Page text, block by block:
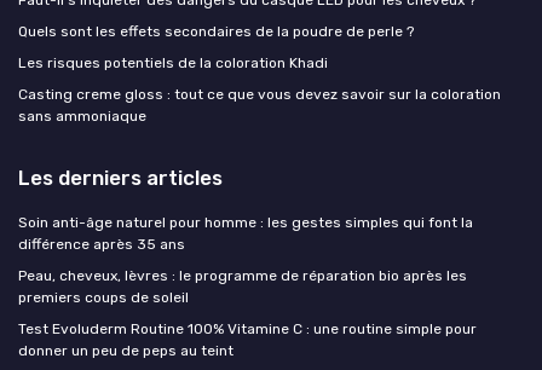
Quels sont les effets secondaires de la poudre de perle ?
Les risques potentiels de la coloration Khadi
Casting creme gloss : tout ce que vous devez savoir sur la coloration
sans ammoniaque
Les derniers articles
Soin anti-âge naturel pour homme : les gestes simples qui font la
différence après 35 ans
Peau, cheveux, lèvres : le programme de réparation bio après les
premiers coups de soleil
Test Evoluderm Routine 100% Vitamine C : une routine simple pour
donner un peu de peps au teint